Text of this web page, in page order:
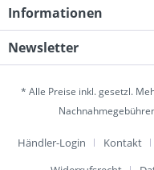
Informationen
Newsletter
* Alle Preise inkl. gesetzl.
Händler-Login Kontakt